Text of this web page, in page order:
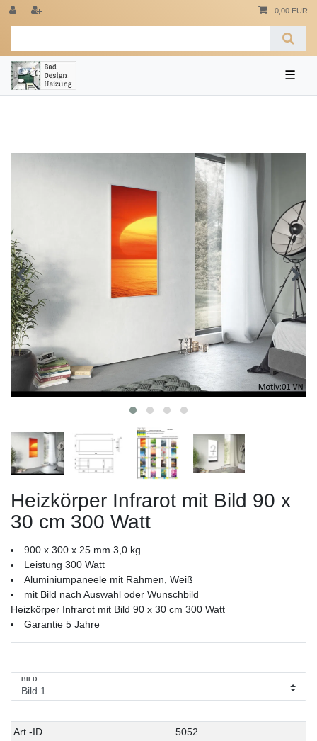
0,00 EUR
☰
Heizkörper Infrarot mit Bild 90 x
30 cm 300 Watt
900 x 300 x 25 mm 3,0 kg
Leistung 300 Watt
Aluminiumpaneele mit Rahmen, Weiß
mit Bild nach Auswahl oder Wunschbild
Heizkörper Infrarot mit Bild 90 x 30 cm 300 Watt
Garantie 5 Jahre
BILD
Technisches
Wert
Art.-ID 5052